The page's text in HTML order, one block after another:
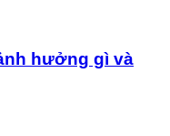
hưởng gì và